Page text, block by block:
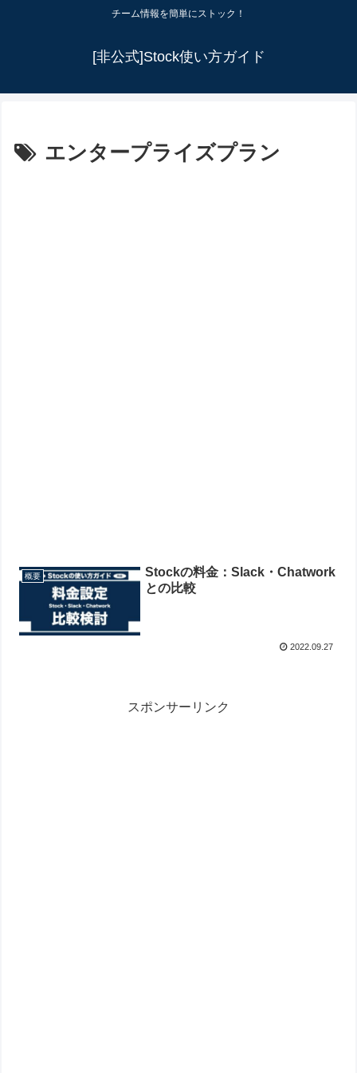
チーム情報を簡単にストック！
[非公式]Stock使い方ガイド
エンタープライズプラン
概要
Stockの料金：Slack・Chatwork
との比較
2022.09.27
スポンサーリンク